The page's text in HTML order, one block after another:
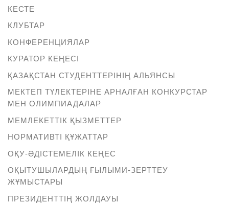
КЕСТЕ
КЛУБТАР
КОНФЕРЕНЦИЯЛАР
КУРАТОР КЕҢЕСІ
ҚАЗАҚСТАН СТУДЕНТТЕРІНІҢ АЛЬЯНСЫ
МЕКТЕП ТҮЛЕКТЕРІНЕ АРНАЛҒАН КОНКУРСТАР
МЕН ОЛИМПИАДАЛАР
МЕМЛЕКЕТТІК ҚЫЗМЕТТЕР
НОРМАТИВТІ ҚҰЖАТТАР
ОҚУ-ӘДІСТЕМЕЛІК КЕҢЕС
ОҚЫТУШЫЛАРДЫҢ ҒЫЛЫМИ-ЗЕРТТЕУ
ЖҰМЫСТАРЫ
ПРЕЗИДЕНТТІҢ ЖОЛДАУЫ